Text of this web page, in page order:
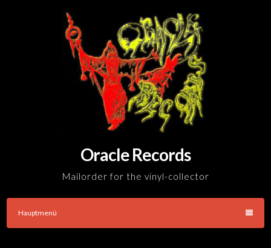
Oracle Records
Mailorder for the vinyl-collector
Hauptmenü